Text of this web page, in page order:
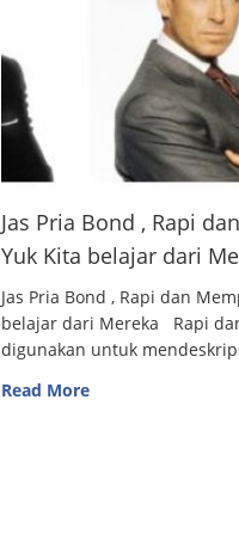
Jas Pria Bond , Rapi
Yuk Kita belajar dari
Jas Pria Bond , Rapi dan
belajar dari Mereka Rapi
digunakan untuk
Read More